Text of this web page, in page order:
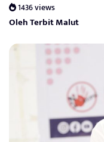
1436 views
Oleh Terbit Malut